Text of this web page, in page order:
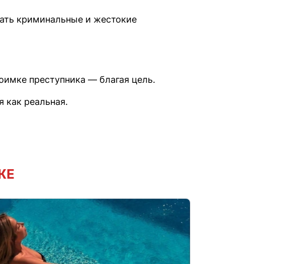
криминальные и жестокие
преступника — благая цель.
как реальная.